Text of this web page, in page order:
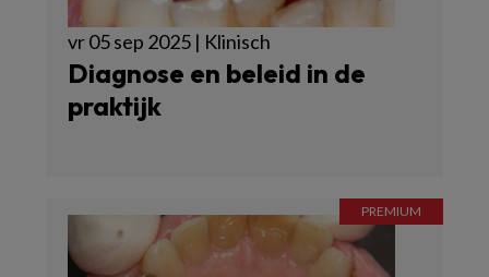
vr 05 sep 2025 | Klinisch
Diagnose en beleid in de
praktijk